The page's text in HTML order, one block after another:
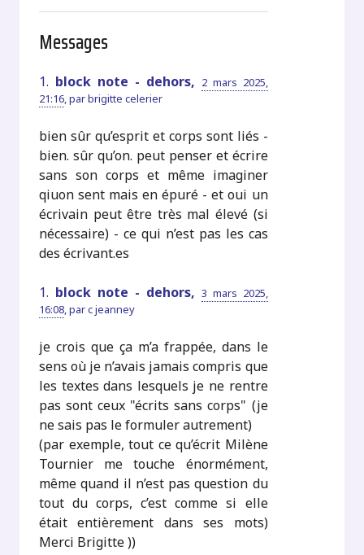
Messages
1. block note - dehors, 2 mars 2025,
21:16,parbrigitte celerier
bien sûr qu’esprit et corps sont liés -
bien. sûr qu’on. peut penser et écrire
sans son corps et même imaginer
qiuon sent mais en épuré - et oui un
écrivain peut être très mal élevé (si
nécessaire) - ce qui n’est pas les cas
des écrivant.es
1. block note - dehors, 3 mars 2025,
16:08,parc jeanney
je crois que ça m’a frappée, dans le
sens où je n’avais jamais compris que
les textes dans lesquels je ne rentre
pas sont ceux "écrits sans corps" (je
ne sais pas le formuler autrement)
(par exemple, tout ce qu’écrit Milène
Tournier me touche énormément,
même quand il n’est pas question du
tout du corps, c’est comme si elle
était entièrement dans ses mots)
Merci Brigitte ))